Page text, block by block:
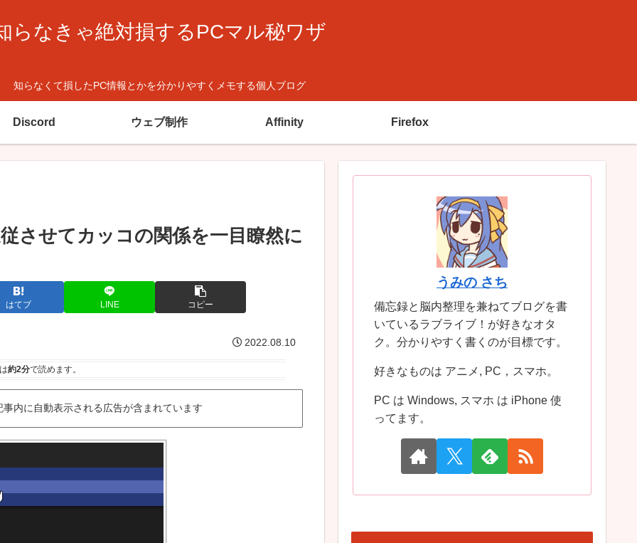
らなきゃ絶対損するPCマル秘ワザ
知らなくて損したPC情報とかを分かりやすくメモする個人ブログ
Discord ウェブ制作 Affinity Firefox
従させてカッコの関係を一目瞭然に
はてブ LINE コピー
2022.08.10
約2分で読めます。
内に自動表示される広告が含まれています
うみの さち
備忘録と脳内整理を兼ねてブログを書
いているラブライブ！が好きなオタ
ク。分かりやすく書くのが目標です。
好きなものは アニメ, PC，スマホ。
PC は Windows, スマホ は iPhone 使
ってます。